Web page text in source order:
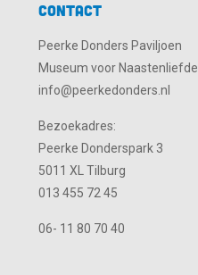
Contact
Peerke Donders Paviljoen
Museum voor Naastenliefde
info@peerkedonders.nl
Bezoekadres:
Peerke Donderspark 3
5011 XL Tilburg
013 455 72 45
06- 11 80 70 40